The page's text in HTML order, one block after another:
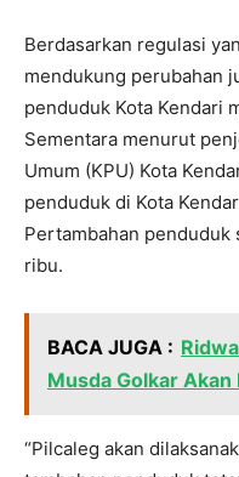
Berdasarkan regulasi
mendukung perubahan
penduduk Kota Kendari
Sementara menurut
Umum (KPU) Kota
penduduk di Kota
Pertambahan penduduk
ribu.
BACA JUGA :
Musda Golkar
“Pilcaleg akan